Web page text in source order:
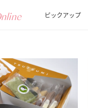
ピックアップ